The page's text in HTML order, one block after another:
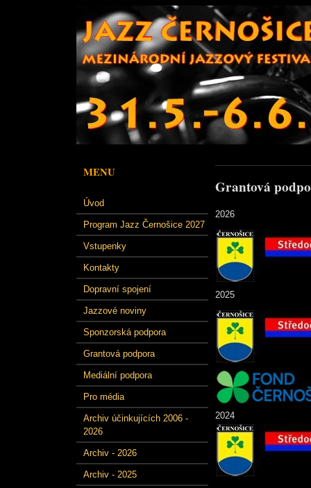
MENU
Úvod
Program Jazz Černošice 2027
Vstupenky
Kontakty
Dopravní spojení
Jazzové noviny
Sponzorská podpora
Grantová podpora
Mediální podpora
Pro média
Archiv účinkujících 2006 -
2026
Archiv - 2026
Archiv - 2025
Grantová
2026
2025
2024